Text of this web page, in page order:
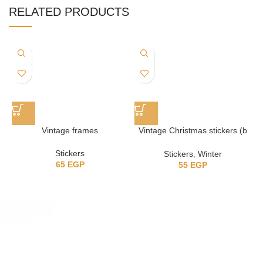
RELATED PRODUCTS
Vintage frames
Stickers
65 EGP
Vintage Christmas stickers (b
Stickers, Winter
55 EGP